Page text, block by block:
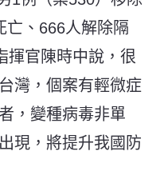
亡、666人解除隔
揮官陳時中說，很
灣，個案有輕微症
，變種病毒非單
現，將提升我國防